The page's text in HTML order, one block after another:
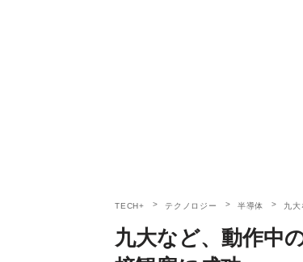
TECH+ テクノロジー 半導体 九
九大など、動作中